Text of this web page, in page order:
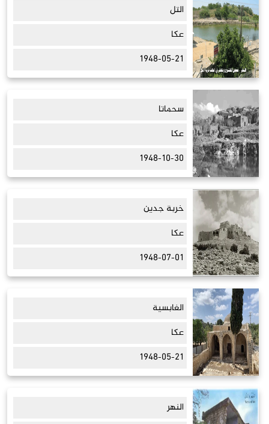
التل
عكا
1948-05-21
سحماتا
عكا
1948-10-30
خربة جدين
عكا
1948-07-01
الغابسية
عكا
1948-05-21
النهر